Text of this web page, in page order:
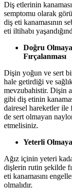
Diş etlerinin
semptomu olarak
diş eti kanamasının
eti iltihabı
Doğru
Fırçalanması
Dişin yoğun ve sert
hale getirdiği ve
mevzubahistir. Dişin
gibi diş etinin
dairesel hareketler ile
de sert olmayan
etmelisiniz.
Yeterli
Ağız içinin yeteri
dişlerin rutin şekilde
eti kanamasını
olmalıdır.